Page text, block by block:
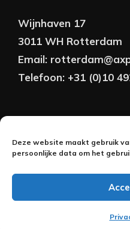
Deze website maakt gebruik
persoonlijke data om het
Wijnhaven 17
3011 WH Rotterdam
Email:
Telefoon: +31 (0)10
Nederlands(